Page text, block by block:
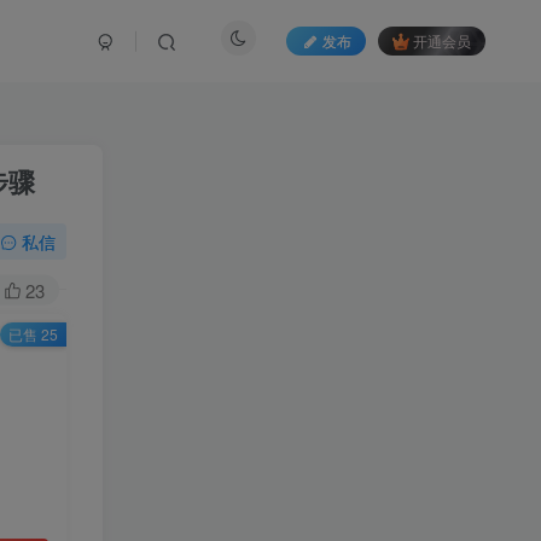
发布 开通会员
骤
私信
23
已售 25